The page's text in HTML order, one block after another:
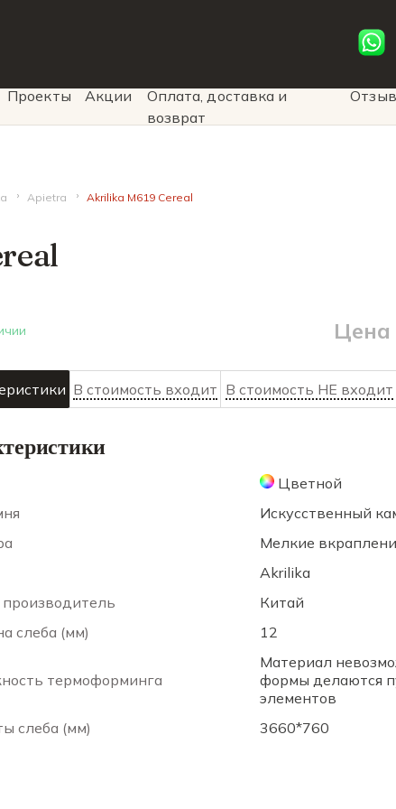
Проекты Акции
Оплата, доставка и
возврат
Apietra Akrilika M619 Cereal
Цена
В стоимость входит В стоимость НЕ входит
Цветной
Искусственный
Мелкие
Akrilika
Китай
слеба (мм)
12
термоформинга
Материал
формы делаются
элементов
слеба (мм)
3660*760